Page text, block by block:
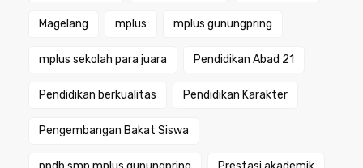
Magelang mplus mplus gunungpring
mplus sekolah para juara Pendidikan Abad 21
Pendidikan berkualitas Pendidikan Karakter
Pengembangan Bakat Siswa